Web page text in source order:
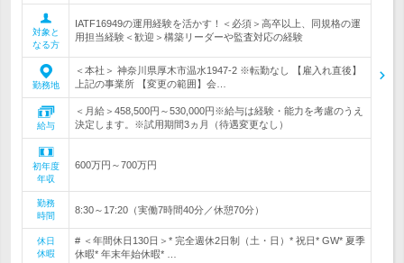
対象と
なる方
IATF16949の運用経験を活かす！＜必須＞高卒以上、同規格の運
用担当経験＜歓迎＞構築リーダーや監査対応の経験
勤務地
＜本社＞ 神奈川県厚木市温水1947-2 ※転勤なし 【雇入れ直後】
上記の事業所 【変更の範囲】会…
給与
＜月給＞458,500円～530,000円※給与は経験・能力を考慮のうえ
決定します。※試用期間3ヵ月（待遇変更なし）
初年度
年収
600万円～700万円
勤務
時間
8:30～17:20（実働7時間40分／休憩70分）
休日
休暇
# ＜年間休日130日＞* 完全週休2日制（土・日）* 祝日* GW* 夏季
休暇* 年末年始休暇* …